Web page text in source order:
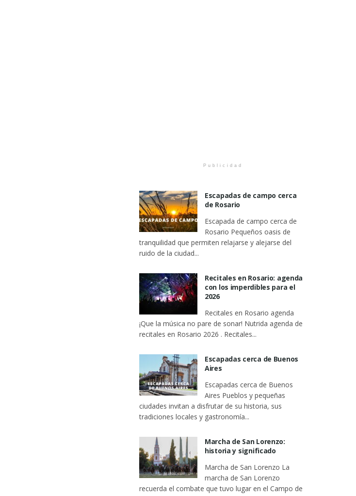
Publicidad
Escapadas de campo cerca
de Rosario
Escapada de campo cerca de
Rosario Pequeños oasis de
tranquilidad que permiten relajarse y alejarse del
ruido de la ciudad...
Recitales en Rosario: agenda
con los imperdibles para el
2026
Recitales en Rosario agenda
¡Que la música no pare de sonar! Nutrida agenda de
recitales en Rosario 2026 . Recitales...
Escapadas cerca de Buenos
Aires
Escapadas cerca de Buenos
Aires Pueblos y pequeñas
ciudades invitan a disfrutar de su historia, sus
tradiciones locales y gastronomía...
Marcha de San Lorenzo:
historia y significado
Marcha de San Lorenzo La
marcha de San Lorenzo
recuerda el combate que tuvo lugar en el Campo de